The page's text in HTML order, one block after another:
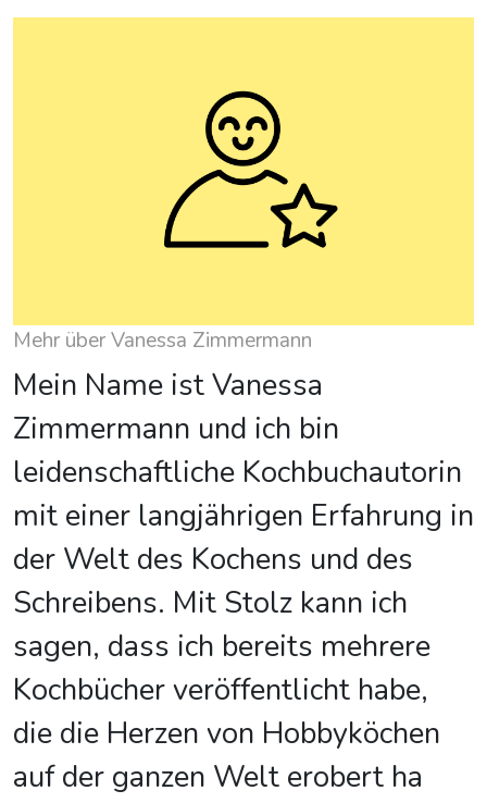
Mehr über Vanessa Zimmermann
Mein Name ist Vanessa
Zimmermann und ich bin
leidenschaftliche Kochbuchautorin
mit einer langjährigen Erfahrung in
der Welt des Kochens und des
Schreibens. Mit Stolz kann ich
sagen, dass ich bereits mehrere
Kochbücher veröffentlicht habe,
die die Herzen von Hobbyköchen
auf der ganzen Welt erobert ha